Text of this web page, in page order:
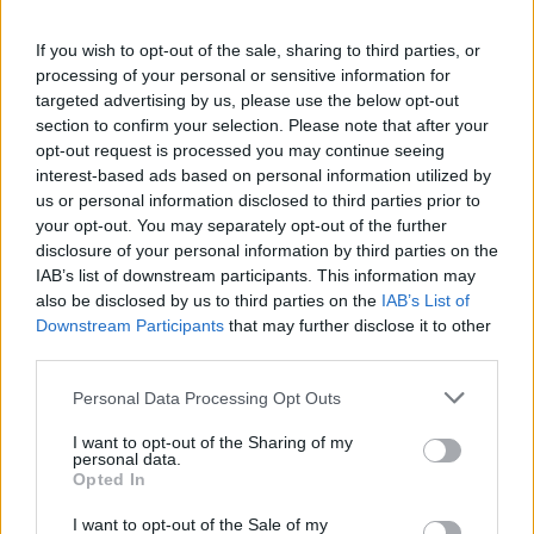
If you wish to opt-out of the sale, sharing to third parties, or
processing of your personal or sensitive information for
targeted advertising by us, please use the below opt-out
section to confirm your selection. Please note that after your
opt-out request is processed you may continue seeing
interest-based ads based on personal information utilized by
us or personal information disclosed to third parties prior to
your opt-out. You may separately opt-out of the further
disclosure of your personal information by third parties on the
IAB’s list of downstream participants. This information may
also be disclosed by us to third parties on the IAB’s List of
Downstream Participants that may further disclose it to other
Personal Data Processing Opt Outs
I want to opt-out of the Sharing of my
personal data.
Opted In
I want to opt-out of the Sale of my
06/08/2026 - 15:33 ΟΙΚΟΝΟΜΙΑ
Στ. Παπασταύρου: Άμεσα αντιδιαβρωτικά έργα στη
Δυτική Αττική
06/08/2026 - 15:17 ΠΟΛΙΤΙΚΗ
Συνάλλαγμα: Το ευρώ υποχωρεί κατά 0,11%, στα
1,1541 δολάρια
06/08/2026 - 14:59 ΟΙΚΟΝΟΜΙΑ
ΟΛΕΣ ΟΙ ΕΙΔΗΣΕΙΣ